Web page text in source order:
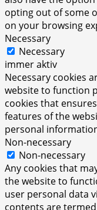
opting out of some
on your browsing
Necessary
Necessary
immer aktiv
Necessary cookies
website to function
cookies that
features of the
personal
Non-necessary
Non-necessary
Any cookies that
the website to
user personal data
contents are